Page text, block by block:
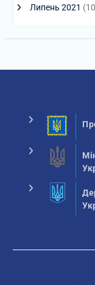
Липень 2021